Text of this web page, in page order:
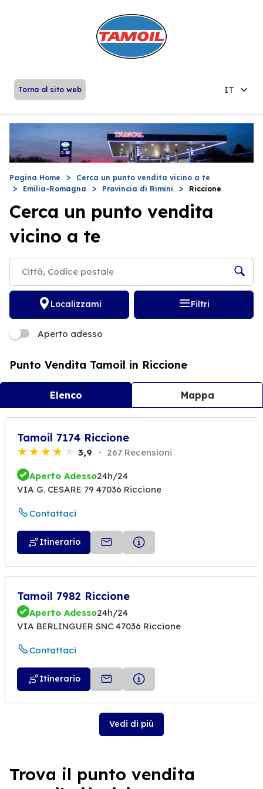
Torna al sito web IT
Pagina Home
Cerca un punto vendita vicino a te
Emilia-Romagna
Provincia di Rimini Riccione
Cerca un punto vendita
vicino a te
Localizzami Filtri
Aperto adesso
Punto Vendita Tamoil in Riccione
Elenco Mappa
Tamoil 7174 Riccione
3,9 267 Recensioni
Aperto Adesso24h/24
VIA G. CESARE 79 47036 Riccione
Contattaci
Itinerario
Tamoil 7982 Riccione
Aperto Adesso24h/24
VIA BERLINGUER SNC 47036 Riccione
Contattaci
Itinerario
Vedi di più
Trova il punto vendita